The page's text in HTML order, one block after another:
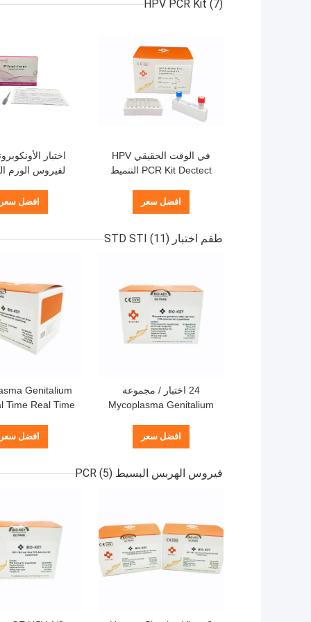
HPV PCR Kit (7)
في الوقت الحقيقي HPV
PCR Kit Dectect التنميط
Virus Taqman Probe
Assay
افضل سعر
لفيروس الورم
سرطان عنق الرحم
في 15 دقيقة،
بروتينات خلايا
افضل سعر
طقم اختبار STD STI (11)
24 اختبار / مجموعة
Mycoplasma Genitalium
Detection Kit مجففة
بالتبريد
افضل سعر
Genitalium
Time Real Time
مجموعة
افضل سعر
فيروس الهربس البسيط PCR (5)